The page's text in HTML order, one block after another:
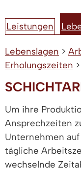
Leistungen
Lebenslagen >
Erholungszeiten >
Um ihre
Ansprechzeiten
Unternehmen
tägliche
wechselnde